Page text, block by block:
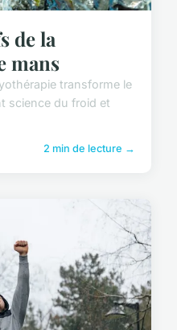
de la
mans
transforme le
science du froid et
2 min de lecture →